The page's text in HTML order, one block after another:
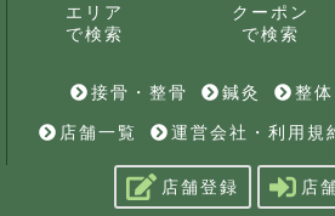
エリア
で検索
クーポン
で検索
接骨・整骨 鍼灸 整体
店舗一覧
運営会社・利用規
店舗登録 店